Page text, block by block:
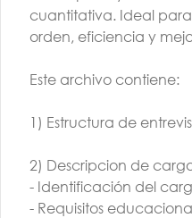
AGO | G3 | PM
$260.000
cuantitativa. Ideal
orden, eficiencia y
Este archivo contiene:
1) Estructura de
2) Descripcion de
- Identificación del
- Requisitos